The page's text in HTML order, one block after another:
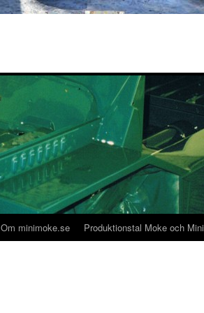
Om minimoke.se Produktionstal Moke och Mini